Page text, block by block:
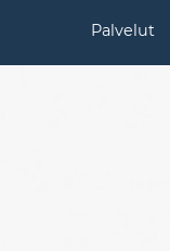
Palvelut